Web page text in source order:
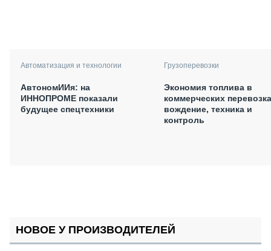
Автоматизация и технологии
АвтономИИя: на
ИННОПРОМЕ показали
будущее спецтехники
Грузоперевозки
Экономия топлива в
коммерческих
вождение, техника и
контроль
НОВОЕ У ПРОИЗВОДИТЕЛЕЙ